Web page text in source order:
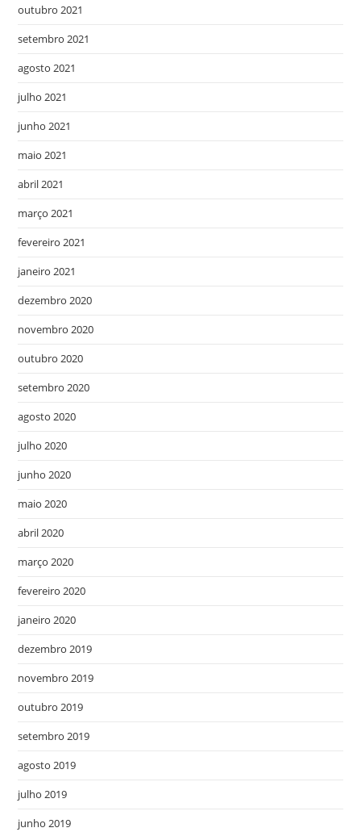
outubro 2021
setembro 2021
agosto 2021
julho 2021
junho 2021
maio 2021
abril 2021
março 2021
fevereiro 2021
janeiro 2021
dezembro 2020
novembro 2020
outubro 2020
setembro 2020
agosto 2020
julho 2020
junho 2020
maio 2020
abril 2020
março 2020
fevereiro 2020
janeiro 2020
dezembro 2019
novembro 2019
outubro 2019
setembro 2019
agosto 2019
julho 2019
junho 2019